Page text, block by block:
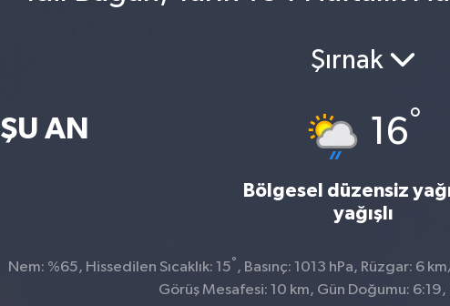
ŞU AN
Şırnak
16°
Bölgesel düzensiz
yağışlı
Nem: %65, Hissedilen Sıcaklık: 15° , Basınç: 1013 hPa, Rüzgar: 6
Görüş Mesafesi: 10 km, Gün Doğumu: 6:19,